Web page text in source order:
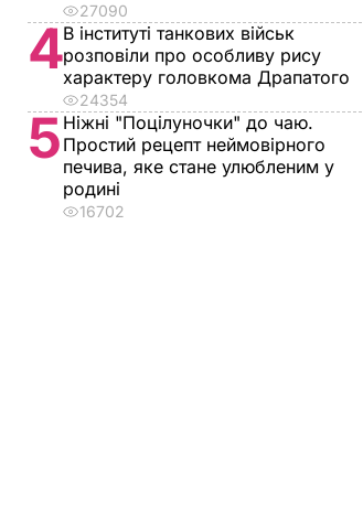
27090
4В інституті танкових військ
розповіли про особливу рису
характеру головкома Драпатого
24354
5 Ніжні "Поцілуночки" до чаю.
Простий рецепт неймовірного
печива, яке стане улюбленим у
родині
16702